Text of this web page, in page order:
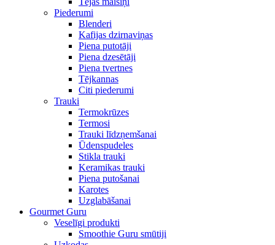
Piederumi
Blenderi
Kafijas dzirnaviņas
Piena putotāji
Piena dzesētāji
Piena tvertnes
Tējkannas
Citi piederumi
Trauki
Termokrūzes
Termosi
Trauki līdzņemšanai
Ūdenspudeles
Stikla trauki
Keramikas trauki
Piena putošanai
Karotes
Uzglabāšanai
Gourmet Guru
Veselīgi produkti
Smoothie Guru smūtiji